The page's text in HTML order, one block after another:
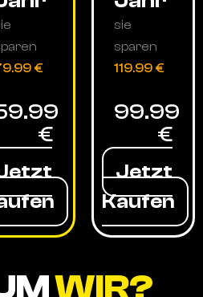
€
€
sie
sparen
119.99 €
99.99
€
Jetzt
Kaufen
WIR?